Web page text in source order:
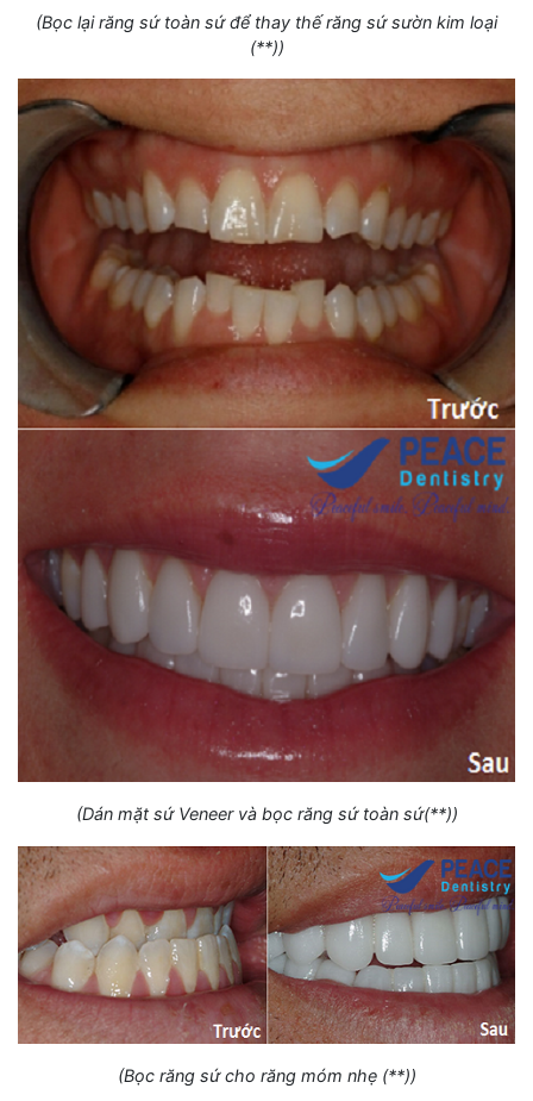
(Bọc lại răng sứ toàn sứ để thay thế răng sứ sườn kim loại
(**))
(Dán mặt sứ Veneer và bọc răng sứ toàn sứ(**))
(Bọc răng sứ cho răng móm nhẹ (**))